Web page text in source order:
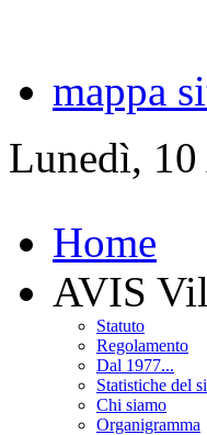
mappa
Lunedì,
Home
AVIS
Statuto
Regolamento
Dal 1977...
Statistiche del
Chi siamo
Organigramma